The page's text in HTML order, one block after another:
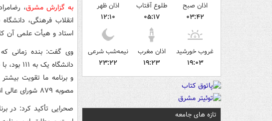
اذان صبح
۰۳:۴۲
طلوع آفتاب
۰۵:۱۷
اذان ظهر
۱۲:۱۰
غروب خورشید
۱۹:۰۳
اذان مغرب
۱۹:۲۳
نیمه‌شب شرعی
۲۳:۲۲
تازه های جامعه
به گزارش مشرق،
انقلاب فرهنگی،
استاد و هیأت علمی آن
وی گفت: بنده زمانی که
و برنامه ما تقویت
مصوبه ۸۷۹ شورای عالی انقلاب فرهنگی در ۲۰ اردیبهشت امسال بود.
صحرایی تأکید کرد: در